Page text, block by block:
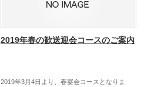
2019年春の歓送迎会コースのご案内
2019年3月4日より、春宴会コースとなりま